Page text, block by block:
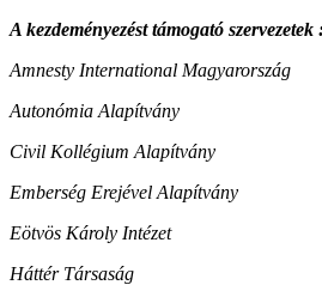
A kezdeményezést támogató szervezetek
Amnesty International Magyarország
Autonómia Alapítvány
Civil Kollégium Alapítvány
Emberség Erejével Alapítvány
Eötvös Károly Intézet
Háttér Társaság